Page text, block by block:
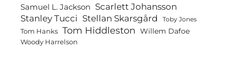
Samuel L. Jackson Scarlett Johansson
Stanley Tucci Stellan Skarsgård Toby Jones
Tom Hanks Tom Hiddleston Willem Dafoe
Woody Harrelson